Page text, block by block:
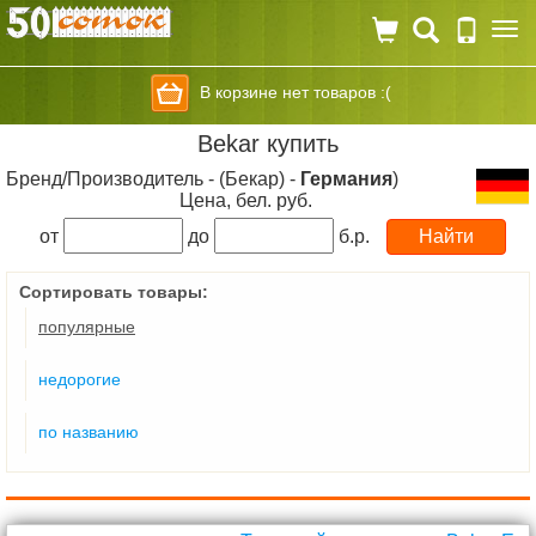
В корзине нет товаров :(
Bekar купить
Бренд/Производитель - (Бекар) - Германия)
Цена, бел. руб.
от
до б.р.
Сортировать товары:
популярные
недорогие
по названию